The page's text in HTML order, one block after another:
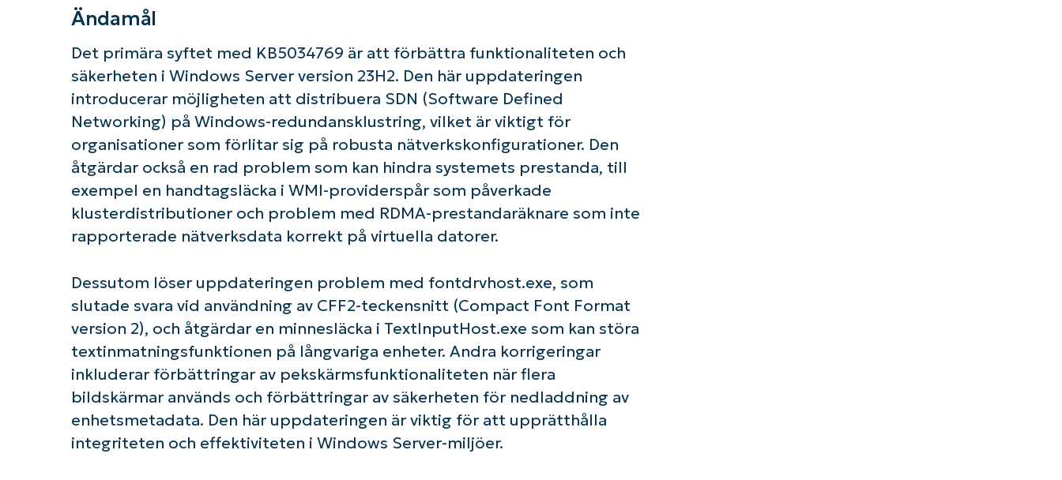
Ändamål
Det primära syftet med KB5034769 är att förbättra funktionaliteten och
säkerheten i Windows Server version 23H2. Den här uppdateringen
introducerar möjligheten att distribuera SDN (Software Defined
Networking) på Windows-redundansklustring, vilket är viktigt för
organisationer som förlitar sig på robusta nätverkskonfigurationer. Den
åtgärdar också en rad problem som kan hindra systemets prestanda, till
exempel en handtagsläcka i WMI-providerspår som påverkade
klusterdistributioner och problem med RDMA-prestandaräknare som inte
rapporterade nätverksdata korrekt på virtuella datorer.
Dessutom löser uppdateringen problem med fontdrvhost.exe, som
slutade svara vid användning av CFF2-teckensnitt (Compact Font Format
version 2), och åtgärdar en minnesläcka i TextInputHost.exe som kan störa
textinmatningsfunktionen på långvariga enheter. Andra korrigeringar
inkluderar förbättringar av pekskärmsfunktionaliteten när flera
bildskärmar används och förbättringar av säkerheten för nedladdning av
enhetsmetadata. Den här uppdateringen är viktig för att upprätthålla
integriteten och effektiviteten i Windows Server-miljöer.
Kom igång med NinjaOne AI-drivna KB-analyser!
First
last
name*
Business
email*
Country
Company
name*